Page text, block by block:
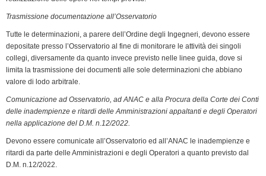
Trasmissione documentazione all’Osservatorio
Tutte le determinazioni, a parere dell’Ordine degli Ingegneri, devono essere
depositate presso l’Osservatorio al fine di monitorare le attività dei singoli
collegi, diversamente da quanto invece previsto nelle linee guida, dove si
limita la trasmissione dei documenti alle sole determinazioni che abbiano
valore di lodo arbitrale.
Comunicazione ad Osservatorio, ad ANAC e alla Procura della Corte dei Conti
delle inadempienze e ritardi delle Amministrazioni appaltanti e degli Operatori
nella applicazione del D.M. n.12/2022.
Devono essere comunicate all’Osservatorio ed all’ANAC le inadempienze e
ritardi da parte delle Amministrazioni e degli Operatori a quanto previsto dal
D.M. n.12/2022.